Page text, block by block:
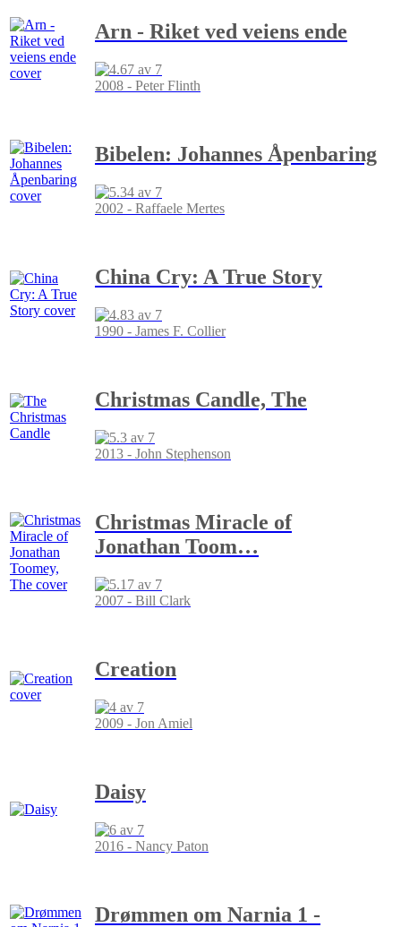
Arn - Riket ved veiens ende
2008 - Peter Flinth
Bibelen: Johannes Åpenbaring
2002 - Raffaele Mertes
China Cry: A True Story
1990 - James F. Collier
Christmas Candle, The
2013 - John Stephenson
Christmas Miracle of
Jonathan Toom…
2007 - Bill Clark
Creation
2009 - Jon Amiel
Daisy
2016 - Nancy Paton
Drømmen om Narnia 1 -